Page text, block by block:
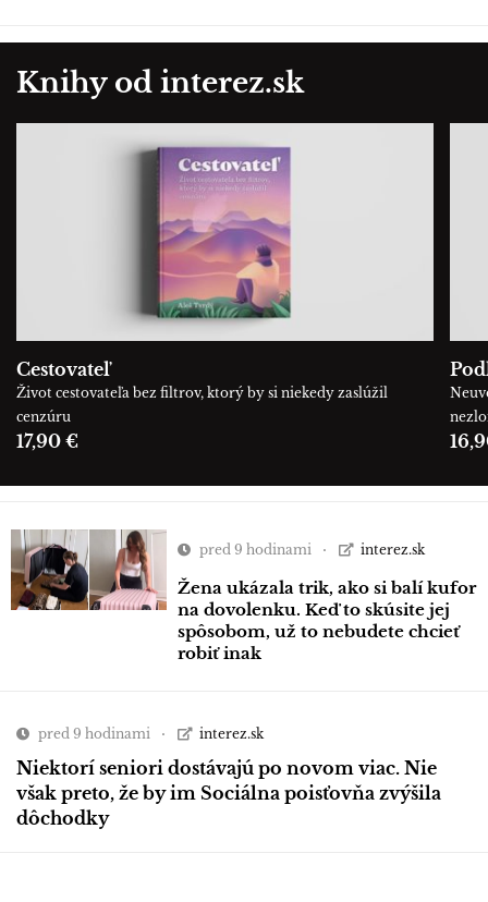
Knihy od interez.sk
Cestovateľ
Život cestovateľa bez filtrov, ktorý by si niekedy zaslúžil
cenzúru
17,90 €
pred 9 hodinami interez.sk
Žena ukázala trik, ako si balí kufor
na dovolenku. Keď to skúsite jej
spôsobom, už to nebudete chcieť
robiť inak
pred 9 hodinami interez.sk
Niektorí seniori dostávajú po novom viac. Nie
však preto, že by im Sociálna poisťovňa zvýšila
dôchodky